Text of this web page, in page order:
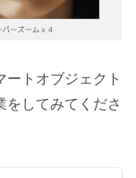
トオブジェクト
をしてみてくださ